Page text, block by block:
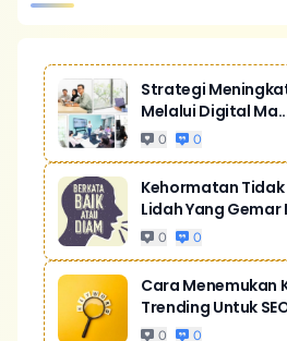
Strategi
Melalui Digital
0 0
Kehormatan
Lidah Yang Gemar
0 0
Cara Menemukan
Trending Untuk
0 0